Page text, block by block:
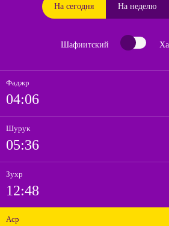
На сегодня На неделю
Шафиитский
Фаджр
04:06
Шурук
05:36
Зухр
12:48
Аср